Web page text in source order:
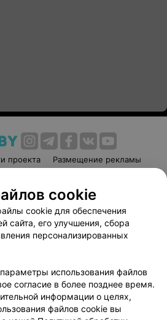
проекта
Размещение рекламы
соглашение
Способы оплаты
Партнеры
руководителю 103.by
персональных данных
cookie
cookie для обеспечения
сайта, его улучшения, сбора
персонализированных
использования файлов
согласие в более позднее время.
информации о целях,
файлов cookie вы